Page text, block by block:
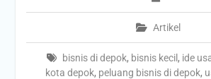
Artikel
bisnis di depok, bisnis kecil , ide
kota depok, peluang bisnis di depok,